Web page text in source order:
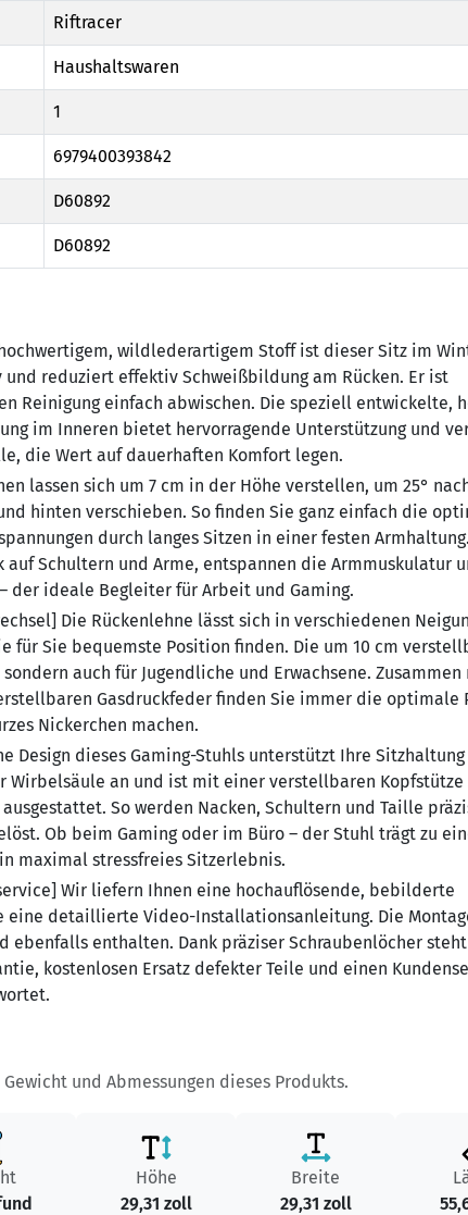
Riftracer
Haushaltswaren
1
6979400393842
D60892
D60892
wildlederartigem Stoff ist dieser Sitz im
reduziert effektiv Schweißbildung am Rücken. Er ist
Reinigung einfach abwischen. Die speziell entwickelte,
im Inneren bietet hervorragende Unterstützung und
die Wert auf dauerhaften Komfort legen.
lassen sich um 7 cm in der Höhe verstellen, um 25°
hinten verschieben. So finden Sie ganz einfach die
durch langes Sitzen in einer festen
Schultern und Arme, entspannen die Armmuskulatur
der ideale Begleiter für Arbeit und Gaming.
Die Rückenlehne lässt sich in verschiedenen
für Sie bequemste Position finden. Die um 10 cm
auch für Jugendliche und Erwachsene.
Gasdruckfeder finden Sie immer die optimale
Nickerchen machen.
Design dieses Gaming-Stuhls unterstützt Ihre
Wirbelsäule an und ist mit einer verstellbaren Kopfstütze
So werden Nacken, Schultern und Taille
Ob beim Gaming oder im Büro – der Stuhl trägt zu
maximal stressfreies Sitzerlebnis.
Wir liefern Ihnen eine hochauflösende, bebilderte
eine detaillierte Video-Installationsanleitung. Die
ebenfalls enthalten. Dank präziser Schraubenlöcher
kostenlosen Ersatz defekter Teile und einen
und Abmessungen dieses Produkts.
Höhe
29,31 zoll
Breite
29,31 zoll